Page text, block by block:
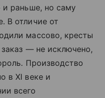
и раньше, но саму
В отличие от
массово, кресты
— не исключено,
Производство
в XI веке и
всего